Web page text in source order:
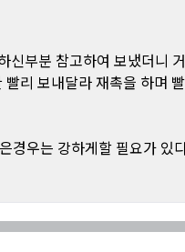
신부분 참고하여 보냈더니
리 보내달라 재촉을 하며
경우는 강하게할 필요가 있